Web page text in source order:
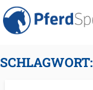
SCHLAGWORT: